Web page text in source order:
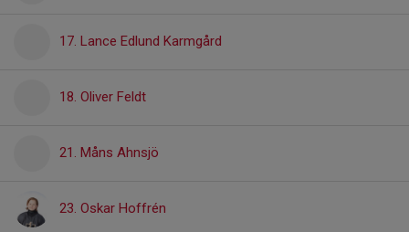
17. Lance Edlund Karmgård
18. Oliver Feldt
21. Måns Ahnsjö
23. Oskar Hoffrén